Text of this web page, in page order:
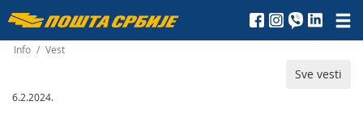
Пошта
Србије
д.о.о.
Info / Vest
Sve vesti
6.2.2024.